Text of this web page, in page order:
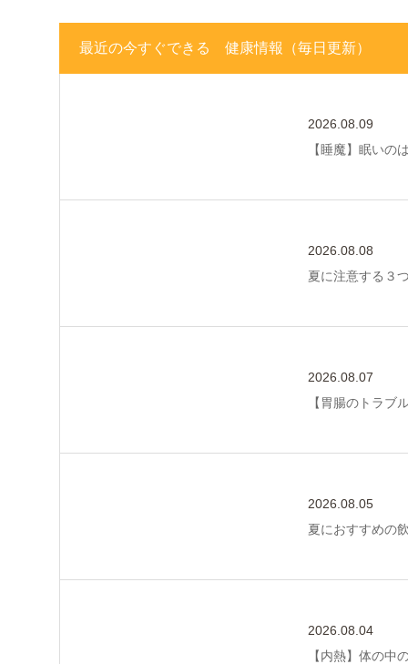
最近の今すぐできる 健康情報（毎日更新）
2026.08.09
【睡魔】眠いの
2026.08.08
夏に注意する３
2026.08.07
【胃腸のトラブ
2026.08.05
夏におすすめの
2026.08.04
【内熱】体の中